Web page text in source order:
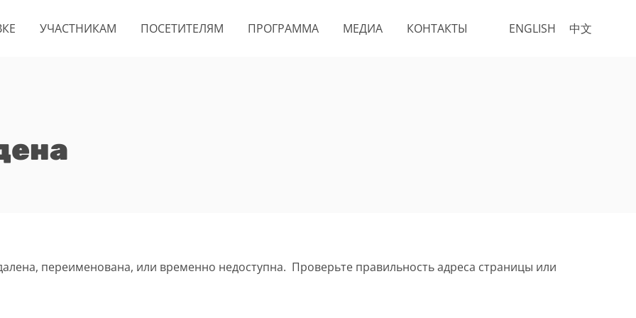
ENGLISH 中文
УЧАСТНИКАМ ПОСЕТИТЕЛЯМ ПРОГРАММА МЕДИА КОНТАКТЫ
переименована, или временно недоступна. Проверьте правильность адреса страницы или